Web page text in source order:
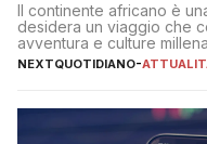
Il continente africano è
desidera un viaggio che
avventura e culture
NEXTQUOTIDIANO-